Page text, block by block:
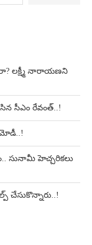
లక్ష్మీ నారాయణని
సీఎం రేవంత్..!
మోడీ..!
సునామీ హెచ్చరికలు
చేసుకొన్నారు..!